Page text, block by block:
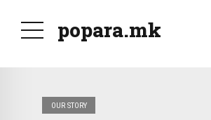
popara.mk
OUR STORY